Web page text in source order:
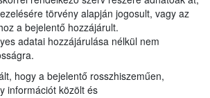
törvény alapján jogosult, vagy az
a bejelentő hozzájárult.
adatai hozzájárulása nélkül nem
hogy a bejelentő rosszhiszeműen,
információt közölt és